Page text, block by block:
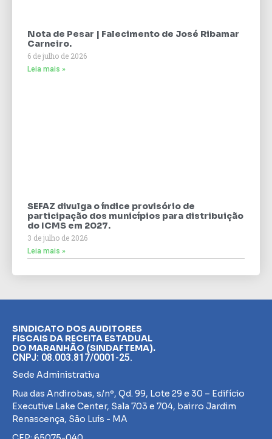
Nota de Pesar | Falecimento de José Ribamar
Carneiro.
6 de julho de 2026
Leia mais »
SEFAZ divulga o índice provisório de
participação dos municípios para distribuição
do ICMS em 2027.
3 de julho de 2026
Leia mais »
SINDICATO DOS AUDITORES
FISCAIS DA RECEITA ESTADUAL
DO MARANHÃO (SINDAFTEMA).
CNPJ: 08.003.817/0001-25.
Sede Administrativa
Rua das Andirobas, s/nº, Qd. 99, Lote 29 e 30 – Edifício
Executive Lake Center, Sala 703 e 704, bairro Jardim
Renascença, São Luís - MA